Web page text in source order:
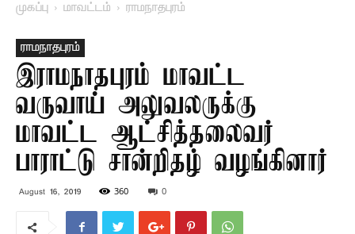
முகப்பு மாவட்டம் ராமநாதபுரம்
ராமநாதபுரம்
இராமநாதபுரம் மாவட்ட
வருவாய் அலுவலருக்கு
மாவட்ட ஆட்சித்தலைவர்
பாராட்டு சான்றிதழ் வழங்கினார்
August 16, 2019 360 0